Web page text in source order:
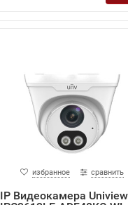
избранное сравнить
IP Видеокамера Uniview